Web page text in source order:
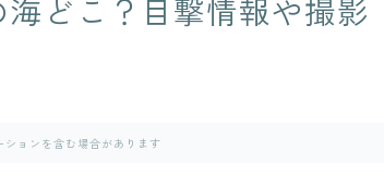
どこ？目撃情報や撮影
ョンを含む場合があります